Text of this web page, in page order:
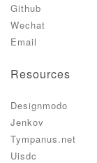
Github
Wechat
Email
Resources
Designmodo
Jenkov
Tympanus.net
Uisdc